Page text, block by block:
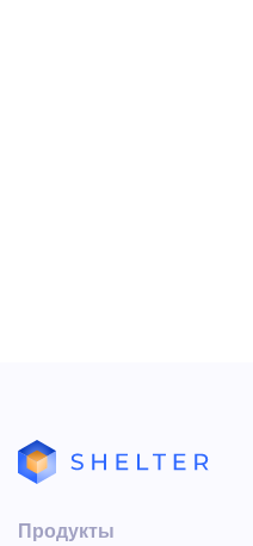
Продукты